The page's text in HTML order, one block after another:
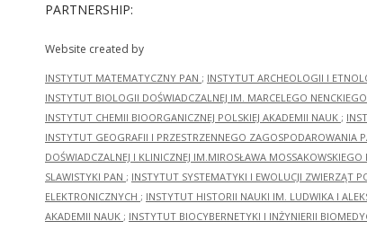
PARTNERSHIP:
Website created by
INSTYTUT MATEMATYCZNY PAN ; INSTYTUT ARCHEOLOGII I
INSTYTUT BIOLOGII DOŚWIADCZALNEJ IM. MARCELEGO
INSTYTUT CHEMII BIOORGANICZNEJ POLSKIEJ AKADEMII NAUK ;
INSTYTUT GEOGRAFII I PRZESTRZENNEGO ZAGOSPODAROWANIA
DOŚWIADCZALNEJ I KLINICZNEJ IM.MIROSŁAWA MOSSAKOWSKIEGO
SLAWISTYKI PAN ; INSTYTUT SYSTEMATYKI I EWOLUCJI ZWIERZĄT
ELEKTRONICZNYCH ; INSTYTUT HISTORII NAUKI IM. LUDWIKA I
AKADEMII NAUK ; INSTYTUT BIOCYBERNETYKI I INŻYNIERII